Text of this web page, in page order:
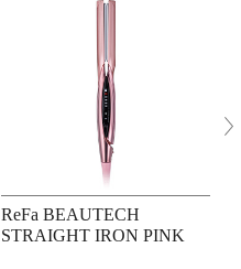
ReFa BEAUTECH
STRAIGHT IRON PINK